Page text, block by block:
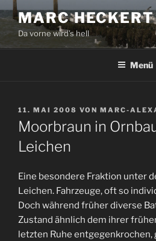
Zum
Inhalt
springen
MARC HECKERT
Da vorne wird's hell
Menü
VERÖFFENTLICHT
AM
11. MAI 2008 VON MARC-
Moorbraun in
Leichen
Eine besondere Fraktion unter
Leichen. Fahrzeuge, oft so
Doch während früher diverse
Zustand ähnlich dem ihrer
letzten Ruhe entgegenkrochen,